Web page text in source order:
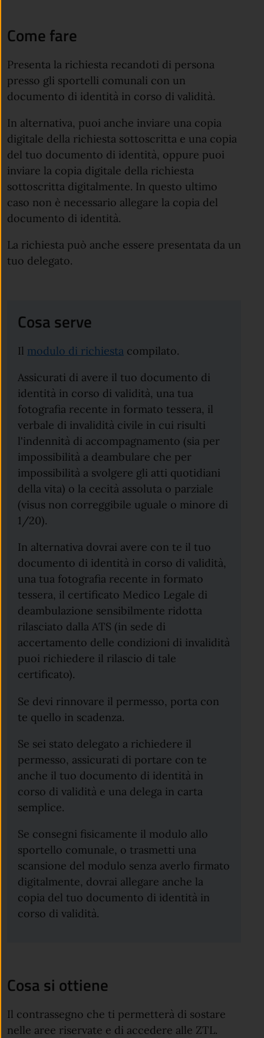
Come fare
Presenta la richiesta recandoti di persona
presso gli sportelli comunali con un
documento di identità in corso di validità.
In alternativa, puoi anche inviare una copia
digitale della richiesta sottoscritta e una copia
del tuo documento di identità, oppure puoi
inviare la copia digitale della richiesta
sottoscritta digitalmente. In questo ultimo
caso non è necessario allegare la copia del
documento di identità.
La richiesta può anche essere presentata da un
tuo delegato.
Cosa serve
Il modulo di richiesta compilato.
Assicurati di avere il tuo documento di
identità in corso di validità, una tua
fotografia recente in formato tessera, il
verbale di invalidità civile in cui risulti
l'indennità di accompagnamento (sia per
impossibilità a deambulare che per
impossibilità a svolgere gli atti quotidiani
della vita) o la cecità assoluta o parziale
(visus non correggibile uguale o minore di
1/20).
In alternativa dovrai avere con te il tuo
documento di identità in corso di validità,
una tua fotografia recente in formato
tessera, il certificato Medico Legale di
deambulazione sensibilmente ridotta
rilasciato dalla ATS (in sede di
accertamento delle condizioni di invalidità
puoi richiedere il rilascio di tale
certificato).
Se devi rinnovare il permesso, porta con
te quello in scadenza.
Se sei stato delegato a richiedere il
permesso, assicurati di portare con te
anche il tuo documento di identità in
corso di validità e una delega in carta
semplice.
Se consegni fisicamente il modulo allo
sportello comunale, o trasmetti una
scansione del modulo senza averlo firmato
digitalmente, dovrai allegare anche la
copia del tuo documento di identità in
corso di validità.
Cosa si ottiene
Il contrassegno che ti permetterà di sostare
nelle aree riservate e di accedere alle ZTL.